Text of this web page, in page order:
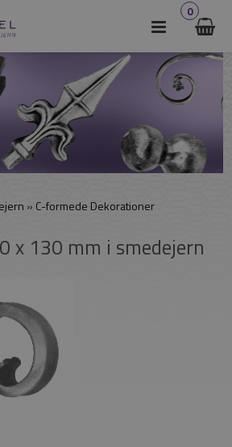
0
» C-formede Dekorationer
x 130 mm i smedejern